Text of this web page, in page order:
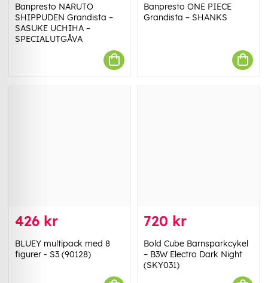
Banpresto NARUTO
SHIPPUDEN Grandista –
SASUKE UCHIHA –
SPECIALUTGÅVA
Banpresto ONE PIECE
Grandista – SHANKS
426 kr
BLUEY multipack med 8
figurer - S3 (90128)
720 kr
Bold Cube Barnsparkcykel
– B3W Electro Dark Night
(SKY031)